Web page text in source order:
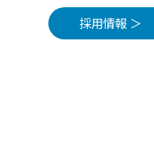
採用情報 ＞